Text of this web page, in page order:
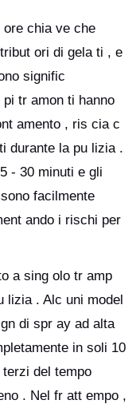
chia ve che
ori di gela ti , e
signific
tr amon ti hanno
amento , ris cia c
durante la pu lizia .
- 30 minuti e gli
facilmente
ando i rischi per
a sing olo tr amp
lizia . Alc uni model
di spr ay ad alta
in soli 10
del tempo
. Nel fr att empo ,